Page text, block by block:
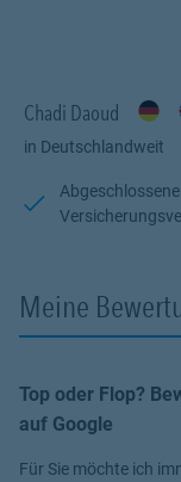
Chadi Daoud
in Deutschlandweit
Meine
Top oder Flop?
auf Google
Für Sie möchte ich